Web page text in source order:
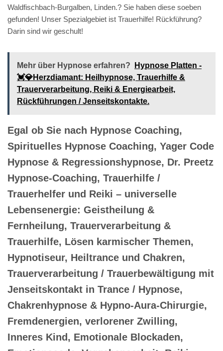
Waldfischbach-Burgalben, Linden.? Sie haben diese soeben
gefunden! Unser Spezialgebiet ist Trauerhilfe! Rückführung?
Darin sind wir geschult!
Mehr über Hypnose erfahren?
Hypnose Platten -
💓️💎Herzdiamant: Heilhypnose, Trauerhilfe &
Trauerverarbeitung, Reiki & Energiearbeit,
Rückführungen / Jenseitskontakte.
Egal ob Sie nach Hypnose Coaching,
Spirituelles Hypnose Coaching, Yager Code
Hypnose & Regressionshypnose, Dr. Preetz
Hypnose-Coaching, Trauerhilfe /
Trauerhelfer und Reiki – universelle
Lebensenergie: Geistheilung &
Fernheilung, Trauerverarbeitung &
Trauerhilfe, Lösen karmischer Themen,
Hypnotiseur, Heiltrance und Chakren,
Trauerverarbeitung / Trauerbewältigung mit
Jenseitskontakt in Trance / Hypnose,
Chakrenhypnose & Hypno-Aura-Chirurgie,
Fremdenergien, verlorener Zwilling,
Inneres Kind, Emotionale Blockaden,